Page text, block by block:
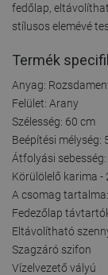
fedőlap,
stílusos elemévé
Termék
Anyag:
Felület: Arany
Szélesség: 60 cm
Beépítési mélység:
Átfolyási
Körülölelő karima -
A csomag tartalma:
Fedezőlap
Eltávolítható
Szagzáró szifon
Vízelvezető vályú